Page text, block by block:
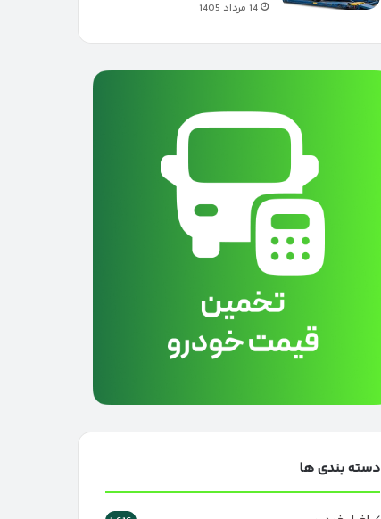
14 مرداد 1405
دسته بندی ها